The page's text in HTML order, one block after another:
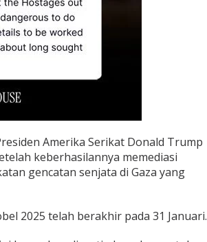
Amerika Serikat Donald Trump
keberhasilannya memediasi
gencatan senjata di Gaza yang
2025 telah berakhir pada 31 Januari.